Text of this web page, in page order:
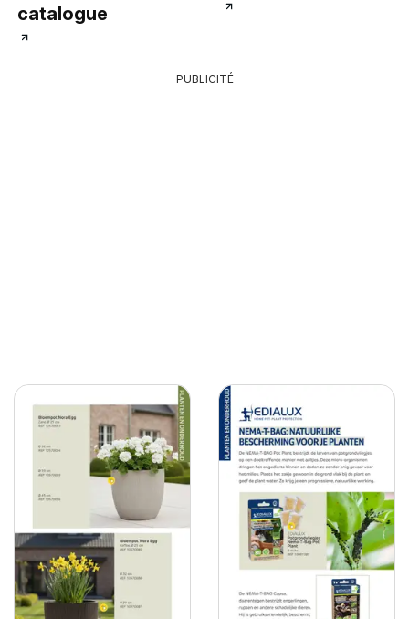
catalogue
PUBLICITÉ